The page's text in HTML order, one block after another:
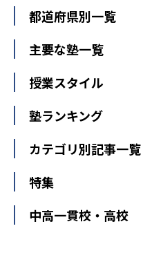
都道府県別一覧
北海道・東北
山形県
福島県
関東
東京都
神奈川県
栃木県
群馬県
新潟県
中部
愛知県
静岡県
主要な塾一覧
【掲載塾一覧を見る】
東京個別指導学院
明光義塾
個別教室のトライ
武田塾
授業スタイル
個別指導
オンライン指導
塾ランキング
中学受験ランキング
カテゴリ別記事一覧
中学受験
大学受験
特集
開成番長直伝！子ども
中高一貫校・高校